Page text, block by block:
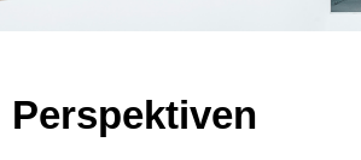
Perspektiven